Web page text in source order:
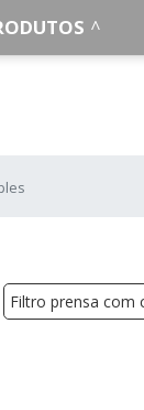
Filtro prensa com